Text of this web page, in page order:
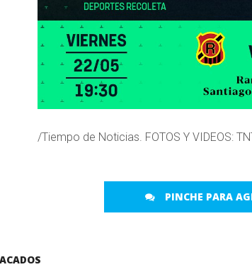
/Tiempo de Noticias. FOTOS Y VIDEOS:
PINCHE PARA